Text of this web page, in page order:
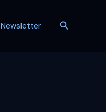
Newsletter Szukaj